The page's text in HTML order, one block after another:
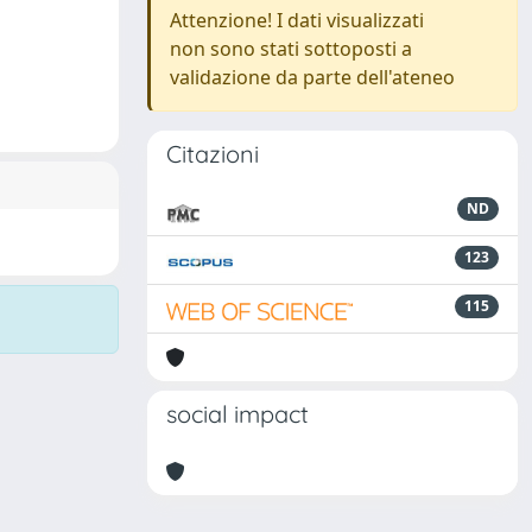
Attenzione! I dati visualizzati
non sono stati sottoposti a
validazione da parte dell'ateneo
Citazioni
ND
123
115
social impact